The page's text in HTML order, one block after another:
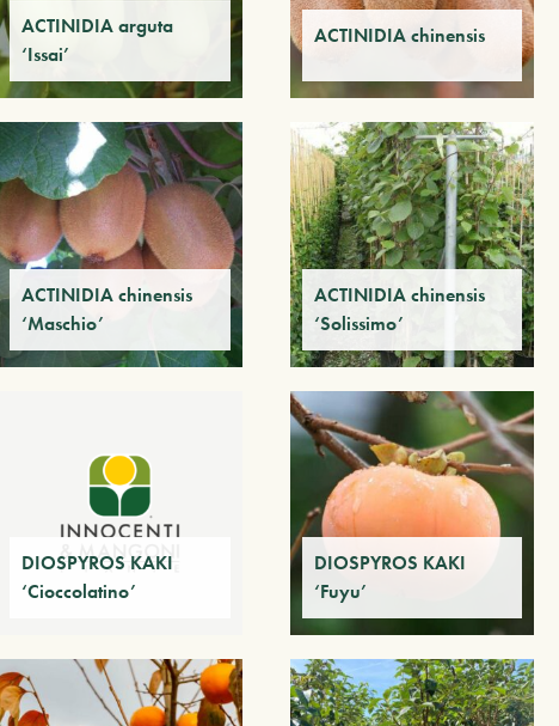
ACTINIDIA arguta
‘Issai’
ACTINIDIA chinensis
ACTINIDIA chinensis
‘Maschio’
ACTINIDIA chinensis
‘Solissimo’
DIOSPYROS KAKI
‘Cioccolatino’
DIOSPYROS KAKI
‘Fuyu’